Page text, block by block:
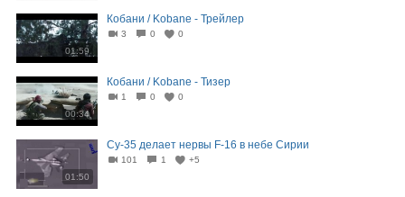
01:59
Кобани / Kobane - Трейлер
3 0 0
00:34
Кобани / Kobane - Тизер
1 0 0
01:50
Су-35 делает нервы F-16 в небе Сирии
101 1 +5